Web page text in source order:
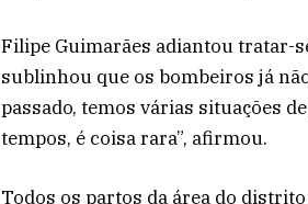
Filipe Guimarães adiantou tratar-
sublinhou que os bombeiros já
passado, temos várias situações
tempos, é coisa rara”, afirmou.
Todos os partos da área do